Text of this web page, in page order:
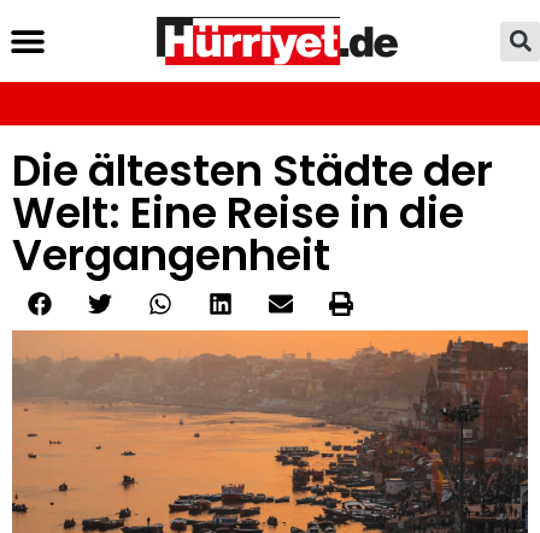
Die ältesten Städte der
Welt: Eine Reise in die
Vergangenheit